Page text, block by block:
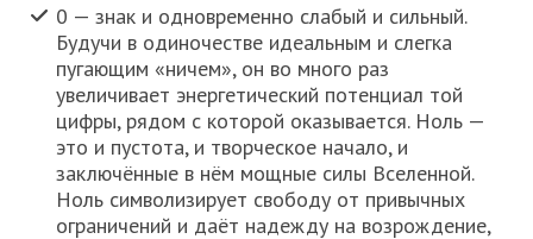
0 — знак и одновременно слабый и сильный.
Будучи в одиночестве идеальным и слегка
пугающим «ничем», он во много раз
увеличивает энергетический потенциал той
цифры, рядом с которой оказывается. Ноль —
это и пустота, и творческое начало, и
заключённые в нём мощные силы Вселенной.
Ноль символизирует свободу от привычных
ограничений и даёт надежду на возрождение,